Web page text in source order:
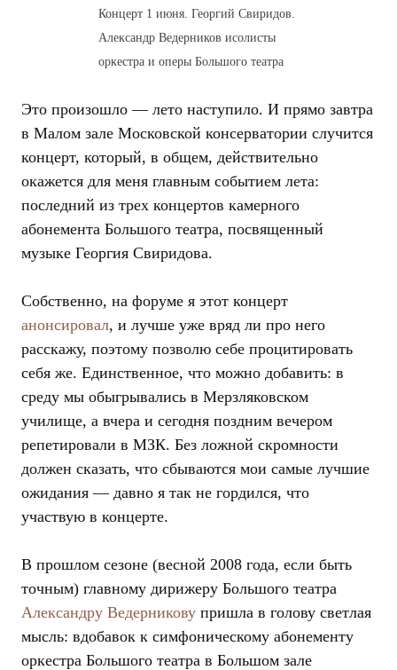
Концерт 1 июня. Георгий Свиридов.
Александр Ведерников исолисты
оркестра и оперы Большого театра
Это произошло — лето наступило. И прямо завтра
в Малом зале Московской консерватории случится
концерт, который, в общем, действительно
окажется для меня главным событием лета:
последний из трех концертов камерного
абонемента Большого театра, посвященный
музыке Георгия Свиридова.
Собственно, на форуме я этот концерт
анонсировал, и лучше уже вряд ли про него
расскажу, поэтому позволю себе процитировать
себя же. Единственное, что можно добавить: в
среду мы обыгрывались в Мерзляковском
училище, а вчера и сегодня поздним вечером
репетировали в МЗК. Без ложной скромности
должен сказать, что сбываются мои самые лучшие
ожидания — давно я так не гордился, что
участвую в концерте.
В прошлом сезоне (весной 2008 года, если быть
точным) главному дирижеру Большого театра
Александру Ведерникову пришла в голову светлая
мысль: вдобавок к симфоническому абонементу
оркестра Большого театра в Большом зале